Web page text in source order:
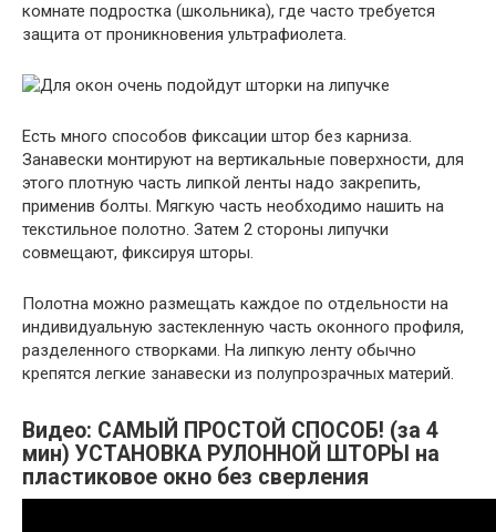
комнате подростка (школьника), где часто требуется
защита от проникновения ультрафиолета.
Есть много способов фиксации штор без карниза.
Занавески монтируют на вертикальные поверхности, для
этого плотную часть липкой ленты надо закрепить,
применив болты. Мягкую часть необходимо нашить на
текстильное полотно. Затем 2 стороны липучки
совмещают, фиксируя шторы.
Полотна можно размещать каждое по отдельности на
индивидуальную застекленную часть оконного профиля,
разделенного створками. На липкую ленту обычно
крепятся легкие занавески из полупрозрачных материй.
Видео: САМЫЙ ПРОСТОЙ СПОСОБ! (за 4
мин) УСТАНОВКА РУЛОННОЙ ШТОРЫ на
пластиковое окно без сверления